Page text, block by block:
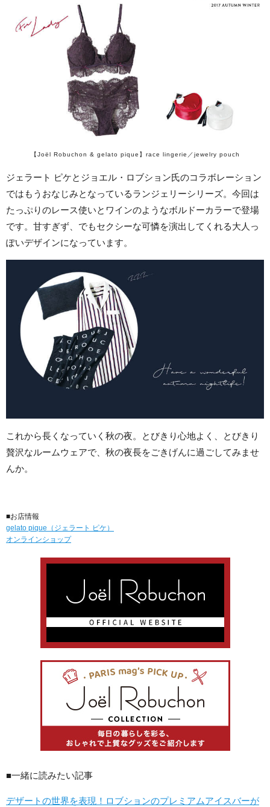
【Joël Robuchon & gelato pique】race lingerie／jewelry pouch
ジェラート ピケとジョエル・ロブション氏のコラボレーション
ではもうおなじみとなっているランジェリーシリーズ。今回は
たっぷりのレース使いとワインのようなボルドーカラーで登場
です。甘すぎず、でもセクシーな可憐を演出してくれる大人っ
ぽいデザインになっています。
これから長くなっていく秋の夜。とびきり心地よく、とびきり
贅沢なルームウェアで、秋の夜長をごきげんに過ごしてみませ
んか。
■お店情報
gelato pique（ジェラート ピケ）
オンラインショップ
■一緒に読みたい記事
デザートの世界を表現！ロブションのプレミアムアイスバーが